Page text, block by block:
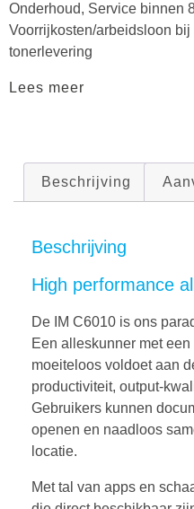
Onderhoud, Service binnen
Voorrijkosten/arbeidsloon
tonerlevering
Lees meer
Beschrijving
Beschrijving
High performance
De IM C6010 is ons
Een alleskunner met
moeiteloos voldoet aan
productiviteit, output-
Gebruikers kunnen
openen en naadloos
locatie.
Met tal van apps en